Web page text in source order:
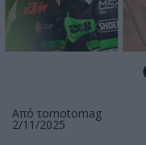
Από τοmotomag
2/11/2025